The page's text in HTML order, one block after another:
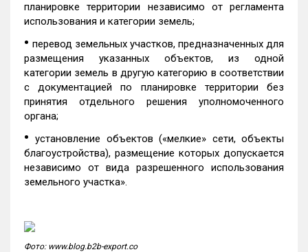
планировке территории независимо от регламента
использования и категории земель;
• перевод земельных участков, предназначенных для
размещения указанных объектов, из одной
категории земель в другую категорию в соответствии
с документацией по планировке территории без
принятия отдельного решения уполномоченного
органа;
•установление объектов («мелкие» сети, объекты
благоустройства), размещение которых допускается
независимо от вида разрешенного использования
земельного участка».
Фото: www.blog.b2b-export.co